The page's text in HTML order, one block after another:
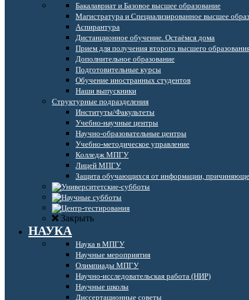
Бакалавриат и Базовое высшее образование
Магистратура и Специализированное высшее
Аспирантура
Дистанционное обучение. Остаёмся дома
Прием для получения второго высшего
Дополнительное образование
Подготовительные курсы
Обучение иностранных студентов
Наши выпускники
Структурные подразделения
Институты/Факультеты
Учебно-научные центры
Научно-образовательные центры
Учебно-методическое управление
Колледж МПГУ
Лицей МПГУ
Защита обучающихся от информации,
Закрыть
НАУКА
Наука в МПГУ
Научные мероприятия
Олимпиады МПГУ
Научно-исследовательская работа (НИР)
Научные школы
Диссертационные советы